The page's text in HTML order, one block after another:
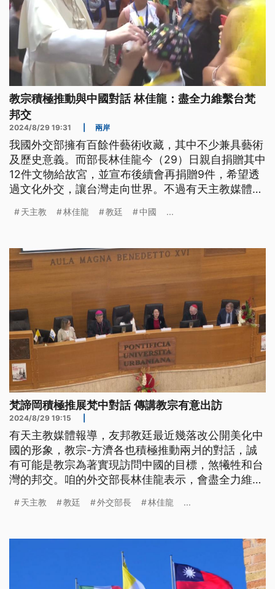
教宗積極推動與中國對話 林佳龍：盡全力維繫台梵
邦交
2024/8/29 19:31 兩岸
我國外交部擁有百餘件藝術收藏，其中不少兼具藝術
及歷史意義。而部長林佳龍今（29）日親自捐贈其中
12件文物給故宮，並宣布後續會再捐贈9件，希望透
過文化外交，讓台灣走向世界。不過有天主教媒體報
方濟各（Pope Francis）也積極推動梵、中對話，推
交。對此林佳龍回應，將全力維繫台灣與教廷及天主
教會關係。
天主教 林佳龍 教廷 中國 ...
梵諦岡積極推展梵中對話 傳講教宗有意出訪
2024/8/29 19:15
有天主教媒體報導，友邦教廷最近幾落改公開美化中
國的形象，教宗-方濟各也積極推動兩爿的對話，誠
有可能是教宗為著實現訪問中國的目標，煞犧牲和台
灣的邦交。咱的外交部長林佳龍表示，會盡全力維持
前言是臺語文。）
天主教 教廷 外交部長 林佳龍 ...